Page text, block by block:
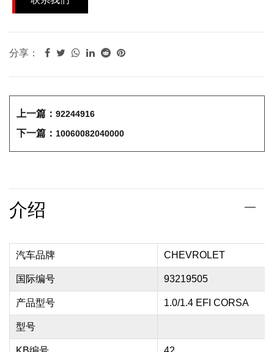
分享：
上一篇： 92244916
下一篇： 10060082040000
介绍
汽车品牌 CHEVROLET
国际编号 93219505
产品型号 1.0/1.4 EFI CORSA
型号